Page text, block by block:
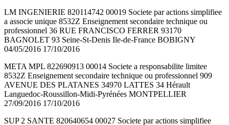
LM INGENIERIE 820114742 00019 Societe par actions simplifiee
a associe unique 8532Z Enseignement secondaire technique ou
professionnel 36 RUE FRANCISCO FERRER 93170
BAGNOLET 93 Seine-St-Denis Ile-de-France BOBIGNY
04/05/2016 17/10/2016
META MPL 822690913 00014 Societe a responsabilite limitee
8532Z Enseignement secondaire technique ou professionnel 909
AVENUE DES PLATANES 34970 LATTES 34 Hérault
Languedoc-Roussillon-Midi-Pyrénées MONTPELLIER
27/09/2016 17/10/2016
SUP 2 SANTE 820640654 00027 Societe par actions simplifiee